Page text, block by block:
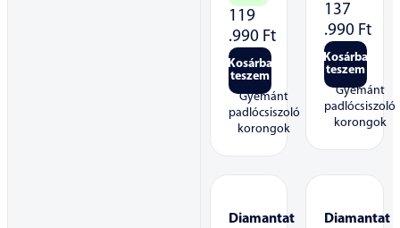
119
.990 Ft
Kosárba
teszem
Gyémánt
padlócsiszoló
korongok
137
.990 Ft
Kosárba
teszem
Gyémánt
padlócsiszoló
korongok
Diamantat
Diamantat